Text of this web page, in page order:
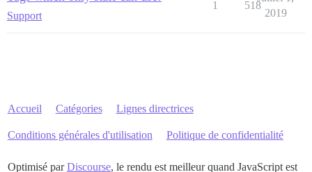
Support
1 518
2019
Accueil Catégories Lignes directrices
Conditions générales d'utilisation Politique de confidentialité
Optimisé parDiscourse, le rendu est meilleur quand JavaScript est